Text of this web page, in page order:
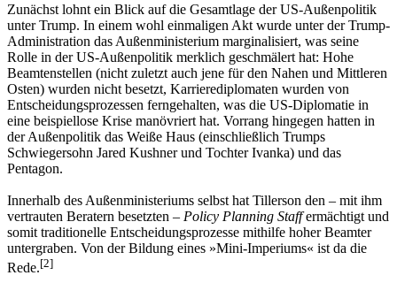
Zunächst lohnt ein Blick auf die Gesamtlage der US-Außenpolitik
unter Trump. In einem wohl einmaligen Akt wurde unter der Trump-
Administration das Außenministerium marginalisiert, was seine
Rolle in der US-Außenpolitik merklich geschmälert hat: Hohe
Beamtenstellen (nicht zuletzt auch jene für den Nahen und Mittleren
Osten) wurden nicht besetzt, Karrierediplomaten wurden von
Entscheidungsprozessen ferngehalten, was die US-Diplomatie in
eine beispiellose Krise manövriert hat. Vorrang hingegen hatten in
der Außenpolitik das Weiße Haus (einschließlich Trumps
Schwiegersohn Jared Kushner und Tochter Ivanka) und das
Pentagon.
Innerhalb des Außenministeriums selbst hat Tillerson den – mit ihm
vertrauten Beratern besetzten – Policy Planning Staffermächtigt und
somit traditionelle Entscheidungsprozesse mithilfe hoher Beamter
untergraben. Von der Bildung eines »Mini-Imperiums« ist da die
Rede.[2]